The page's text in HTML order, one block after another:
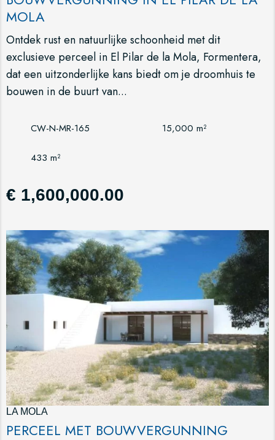
MOLA
Ontdek rust en natuurlijke schoonheid met dit
exclusieve perceel in El Pilar de la Mola, Formentera,
dat een uitzonderlijke kans biedt om je droomhuis te
bouwen in de buurt van...
CW-N-MR-165 15,000 m²
433 m²
€ 1,600,000.00
LA MOLA
PERCEEL MET BOUWVERGUNNING